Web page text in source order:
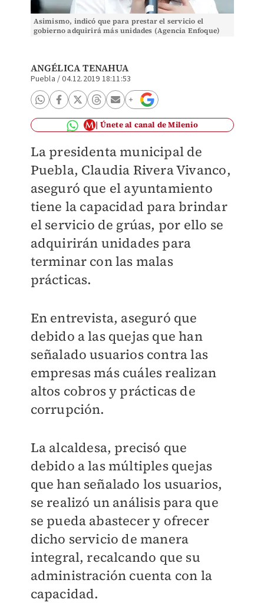
Asimismo, indicó que para prestar el servicio el
gobierno adquirirá más unidades (Agencia Enfoque)
ANGÉLICA TENAHUA
Puebla /04.12.2019 18:11:53
Únete al canal de Milenio
La presidenta municipal de
Puebla, Claudia Rivera Vivanco,
aseguró que el ayuntamiento
tiene la capacidad para brindar
el servicio de grúas, por ello se
adquirirán unidades para
terminar con las malas
prácticas.
En entrevista, aseguró que
debido a las quejas que han
señalado usuarios contra las
empresas más cuáles realizan
altos cobros y prácticas de
corrupción.
La alcaldesa, precisó que
debido a las múltiples quejas
que han señalado los usuarios,
se realizó un análisis para que
se pueda abastecer y ofrecer
dicho servicio de manera
integral, recalcando que su
administración cuenta con la
capacidad.